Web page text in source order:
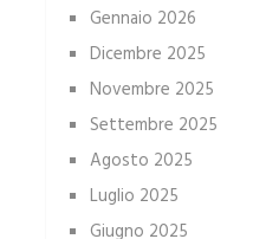
Gennaio 2026
Dicembre 2025
Novembre 2025
Settembre 2025
Agosto 2025
Luglio 2025
Giugno 2025